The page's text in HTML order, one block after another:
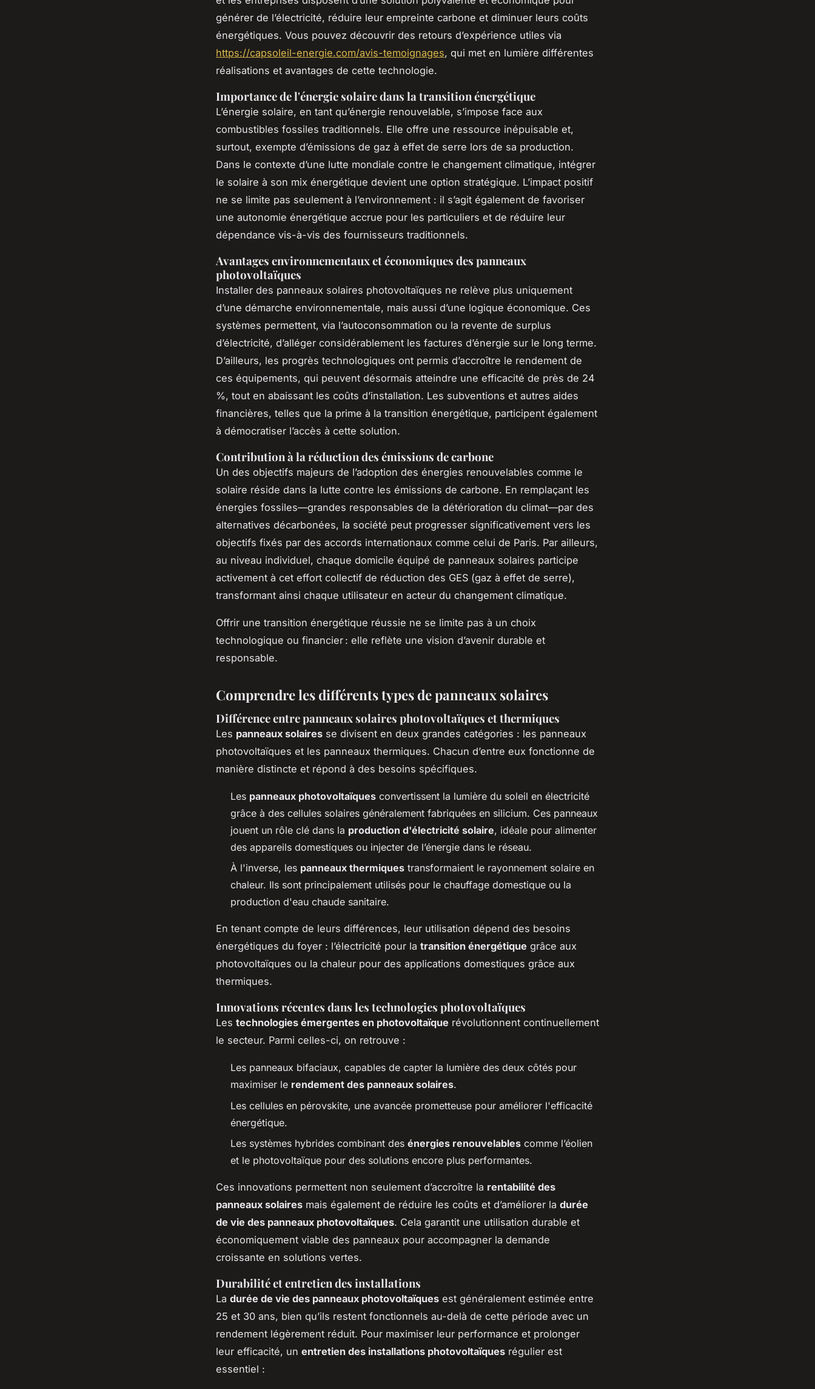
générer de l’électricité, réduire leur empreinte carbone et diminuer leurs coûts
énergétiques. Vous pouvez découvrir des retours d’expérience utiles via
https://capsoleil-energie.com/avis-temoignages, qui met en lumière différentes
réalisations et avantages de cette technologie.
Importance de l'énergie solaire dans la transition énergétique
L’énergie solaire, en tant qu’énergie renouvelable, s’impose face aux
combustibles fossiles traditionnels. Elle offre une ressource inépuisable et,
surtout, exempte d’émissions de gaz à effet de serre lors de sa production.
Dans le contexte d’une lutte mondiale contre le changement climatique, intégrer
le solaire à son mix énergétique devient une option stratégique. L’impact positif
ne se limite pas seulement à l’environnement : il s’agit également de favoriser
une autonomie énergétique accrue pour les particuliers et de réduire leur
dépendance vis-à-vis des fournisseurs traditionnels.
Avantages environnementaux et économiques des panneaux
photovoltaïques
Installer des panneaux solaires photovoltaïques ne relève plus uniquement
d’une démarche environnementale, mais aussi d’une logique économique. Ces
systèmes permettent, via l’autoconsommation ou la revente de surplus
d’électricité, d’alléger considérablement les factures d’énergie sur le long terme.
D’ailleurs, les progrès technologiques ont permis d’accroître le rendement de
ces équipements, qui peuvent désormais atteindre une efficacité de près de 24
%, tout en abaissant les coûts d’installation. Les subventions et autres aides
financières, telles que la prime à la transition énergétique, participent également
à démocratiser l’accès à cette solution.
Contribution à la réduction des émissions de carbone
Un des objectifs majeurs de l’adoption des énergies renouvelables comme le
solaire réside dans la lutte contre les émissions de carbone. En remplaçant les
énergies fossiles—grandes responsables de la détérioration du climat—par des
alternatives décarbonées, la société peut progresser significativement vers les
objectifs fixés par des accords internationaux comme celui de Paris. Par ailleurs,
au niveau individuel, chaque domicile équipé de panneaux solaires participe
activement à cet effort collectif de réduction des GES (gaz à effet de serre),
transformant ainsi chaque utilisateur en acteur du changement climatique.
Offrir une transition énergétique réussie ne se limite pas à un choix
technologique ou financier : elle reflète une vision d’avenir durable et
responsable.
Comprendre les différents types de panneaux solaires
Différence entre panneaux solaires photovoltaïques et thermiques
Les panneaux solaires se divisent en deux grandes catégories : les panneaux
photovoltaïques et les panneaux thermiques. Chacun d’entre eux fonctionne de
manière distincte et répond à des besoins spécifiques.
Les panneaux photovoltaïques convertissent la lumière du soleil en électricité
grâce à des cellules solaires généralement fabriquées en silicium. Ces panneaux
jouent un rôle clé dans la production d'électricité solaire, idéale pour alimenter
des appareils domestiques ou injecter de l’énergie dans le réseau.
À l'inverse, les panneaux thermiques transformaient le rayonnement solaire en
chaleur. Ils sont principalement utilisés pour le chauffage domestique ou la
production d'eau chaude sanitaire.
En tenant compte de leurs différences, leur utilisation dépend des besoins
énergétiques du foyer : l’électricité pour la transition énergétique grâce aux
photovoltaïques ou la chaleur pour des applications domestiques grâce aux
thermiques.
Innovations récentes dans les technologies photovoltaïques
Les technologies émergentes en photovoltaïque révolutionnent continuellement
le secteur. Parmi celles-ci, on retrouve :
Les panneaux bifaciaux, capables de capter la lumière des deux côtés pour
maximiser le rendement des panneaux solaires.
Les cellules en pérovskite, une avancée prometteuse pour améliorer l'efficacité
énergétique.
Les systèmes hybrides combinant des énergies renouvelables comme l’éolien
et le photovoltaïque pour des solutions encore plus performantes.
Ces innovations permettent non seulement d’accroître la rentabilité des
panneaux solaires mais également de réduire les coûts et d’améliorer la durée
de vie des panneaux photovoltaïques. Cela garantit une utilisation durable et
économiquement viable des panneaux pour accompagner la demande
croissante en solutions vertes.
Durabilité et entretien des installations
La durée de vie des panneaux photovoltaïques est généralement estimée entre
25 et 30 ans, bien qu’ils restent fonctionnels au-delà de cette période avec un
rendement légèrement réduit. Pour maximiser leur performance et prolonger
leur efficacité, un entretien des installations photovoltaïques régulier est
essentiel :